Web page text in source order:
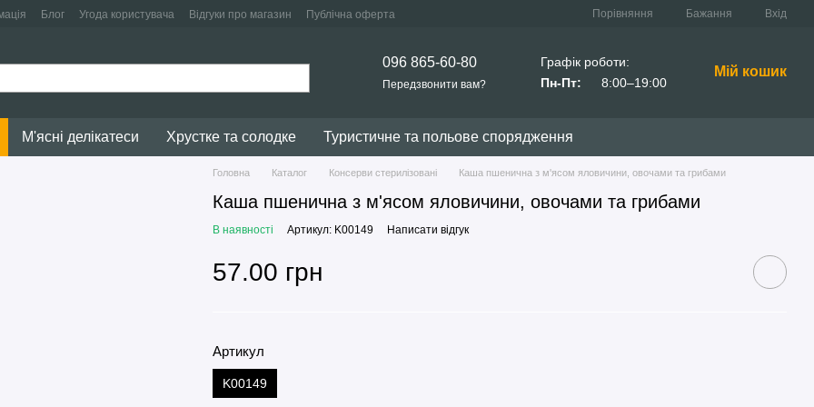
Блог Угода користувача Відгуки про магазин Публічна оферта Порівняння Бажання Вхід
096 865-60-80
Передзвонити вам?
Графік роботи:
Пн-Пт:
8:00–19:00
Мій кошик
М'ясні делікатеси Хрустке та солодке Туристичне та польове спорядження
Головна Каталог Консерви стерилізовані Каша пшенична з м'ясом яловичини, овочами та грибами
Каша пшенична з м'ясом яловичини, овочами та грибами
В наявності Артикул: K00149 Написати відгук
57.00 грн
Артикул
K00149